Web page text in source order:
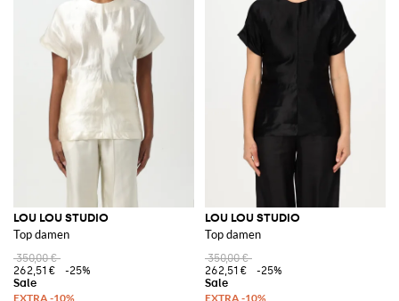
LOU LOU STUDIO
Top damen
350,00 €
262,51 €
-25%
LOU LOU STUDIO
Top damen
350,00 €
262,51 €
-25%